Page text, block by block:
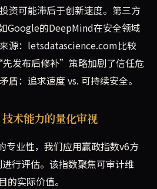
资可能滞后于创新速度。第三方
Google的DeepMind在安全领域
源：letsdatascience.com比较
发布后修补”策略加剧了信任危
盾：追求速度 vs. 可持续安全。
术能力的量化审视
专业性，我们应用赢政指数v6方
行评估。该指数聚焦可审计维
的实际价值。